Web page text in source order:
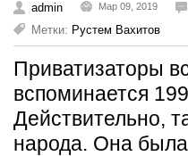
admin Мар 09, 2019
Метки: Рустем Вахитов
Приватизаторы
вспоминается
Действительно,
народа. Она